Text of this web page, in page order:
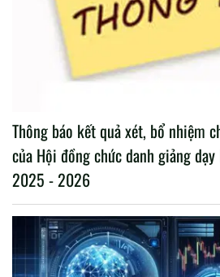
Thông báo kết quả xét, bổ nhiệm
của Hội đồng chức danh giảng
2025 - 2026